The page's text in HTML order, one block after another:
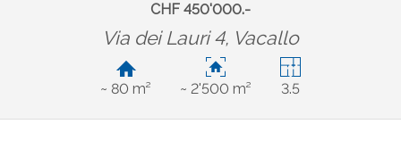
CHF 450'000.-
Via dei Lauri 4, Vacallo
~ 80 m² ~ 2'500 m² 3.5